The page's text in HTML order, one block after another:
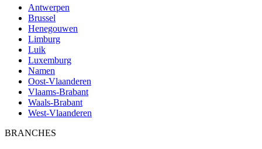
Antwerpen
Brussel
Henegouwen
Limburg
Luik
Luxemburg
Namen
Oost-Vlaanderen
Vlaams-Brabant
Waals-Brabant
West-Vlaanderen
BRANCHES